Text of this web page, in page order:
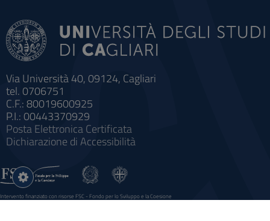
Via Università 40, 09124, Cagliari
tel. 0706751
C.F.: 80019600925
P.I.: 00443370929
Posta Elettronica Certificata
Dichiarazione di Accessibilità
Intervento finanziato con risorse FSC - Fondo per lo Sviluppo e la Coesione
Sistema informatico gestionale integrato a supporto della didattica e della ricerca e potenziamento dei servizi online
Impostazioni
cookie